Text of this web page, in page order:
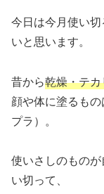
今日は今月使い
いと思います。
昔から乾燥・テ
顔や体に塗るも
プラ）。
使いさしのもの
い切って、